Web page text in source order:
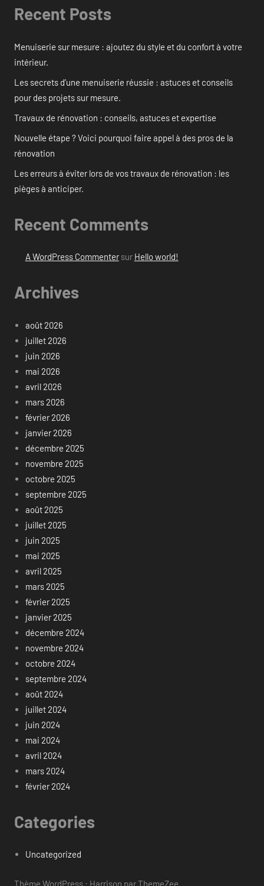
Recent Posts
Menuiserie sur mesure : ajoutez du style et du confort à votre
intérieur.
Les secrets d’une menuiserie réussie : astuces et conseils
pour des projets sur mesure.
Travaux de rénovation : conseils, astuces et expertise
Nouvelle étape ? Voici pourquoi faire appel à des pros de la
rénovation
Les erreurs à éviter lors de vos travaux de rénovation : les
pièges à anticiper.
Recent Comments
A WordPress Commentersur Hello world!
Archives
août 2026
juillet 2026
juin 2026
mai 2026
avril 2026
mars 2026
février 2026
janvier 2026
décembre 2025
novembre 2025
octobre 2025
septembre 2025
août 2025
juillet 2025
juin 2025
mai 2025
avril 2025
mars 2025
février 2025
janvier 2025
décembre 2024
novembre 2024
octobre 2024
septembre 2024
août 2024
juillet 2024
juin 2024
mai 2024
avril 2024
mars 2024
février 2024
Categories
Uncategorized
Thème WordPress : Harrison par ThemeZee.